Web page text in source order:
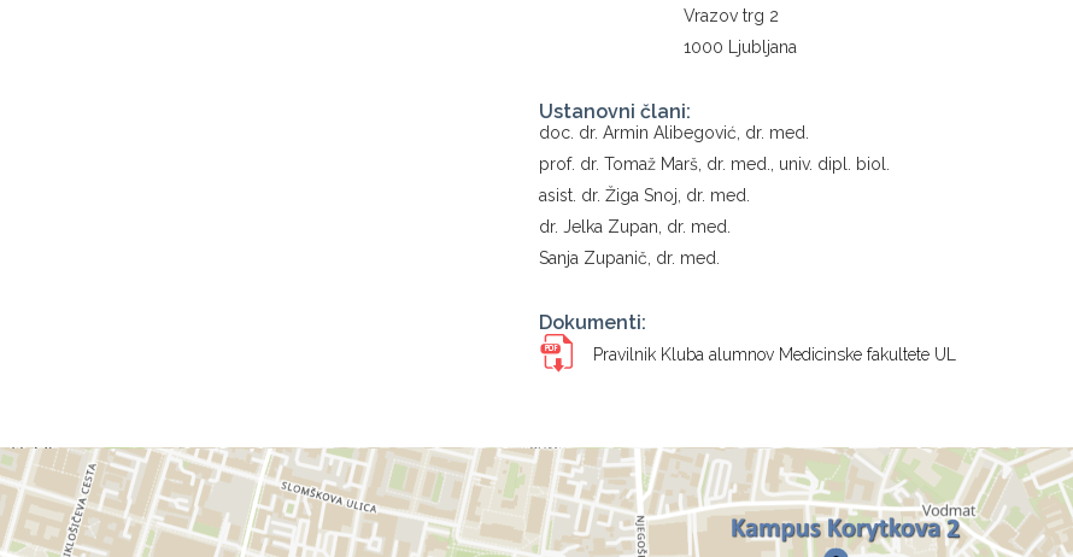
Vrazov trg 2
1000 Ljubljana
Ustanovni člani:
doc. dr. Armin Alibegović, dr. med.
prof. dr. Tomaž Marš, dr. med., univ. dipl. biol.
asist. dr. Žiga Snoj, dr. med.
dr. Jelka Zupan, dr. med.
Sanja Zupanič, dr. med.
Dokumenti:
Pravilnik Kluba alumnov Medicinske fakultete UL